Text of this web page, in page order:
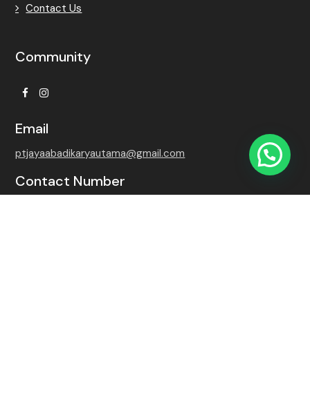
Contact Us
Community
FacebookInstagram
Email
ptjayaabadikaryautama@gmail.com
Contact Number